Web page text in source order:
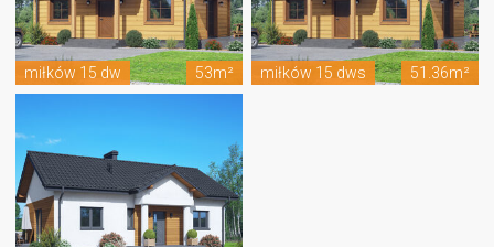
miłków 15 dw 53m² miłków 15 dws 51.36m²